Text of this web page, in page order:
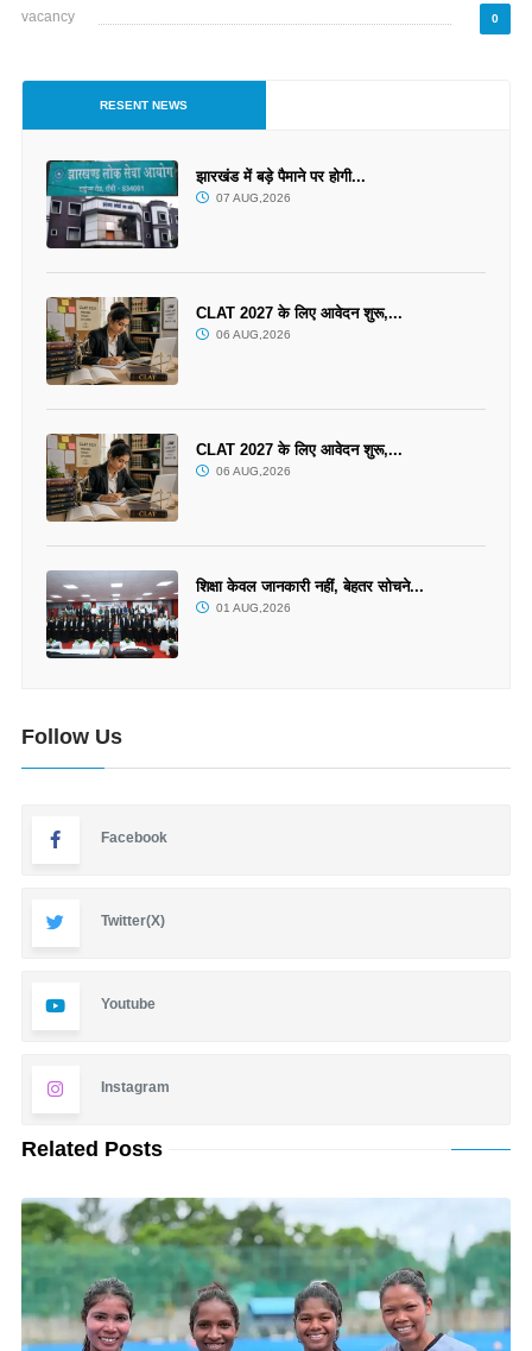
vacancy 0
RESENT NEWS
झारखंड में बड़े पैमाने पर होगी...
07 AUG,2026
CLAT 2027 के लिए आवेदन शुरू,...
06 AUG,2026
CLAT 2027 के लिए आवेदन शुरू,...
06 AUG,2026
शिक्षा केवल जानकारी नहीं, बेहतर सोचने...
01 AUG,2026
Follow Us
Facebook
Twitter(X)
Youtube
Instagram
Related Posts